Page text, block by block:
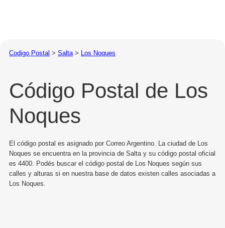
Codigo Postal > Salta > Los Noques
Código Postal de Los
Noques
El código postal es asignado por Correo Argentino. La ciudad de Los
Noques se encuentra en la provincia de Salta y su código postal oficial
es 4400. Podés buscar el código postal de Los Noques según sus
calles y alturas si en nuestra base de datos existen calles asociadas a
Los Noques.